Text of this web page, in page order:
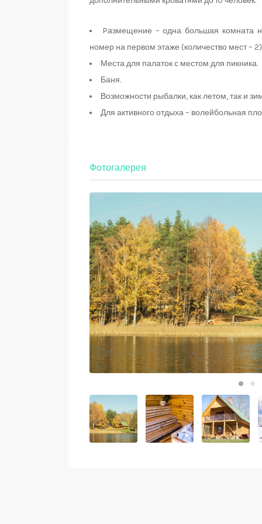
Pазмещение – одна большая комната
номер на первом этаже (количество мест –
Места для палаток с местом для пикника.
Баня.
Возможности рыбалки, как летом, так и
Для активного отдыха – волейбольная
Фотогалерея